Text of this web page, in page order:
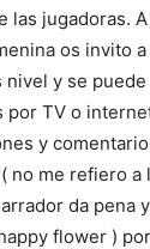
las jugadoras.
os invito
nivel y se
por TV o
y
no me refiero
da pena
flower )